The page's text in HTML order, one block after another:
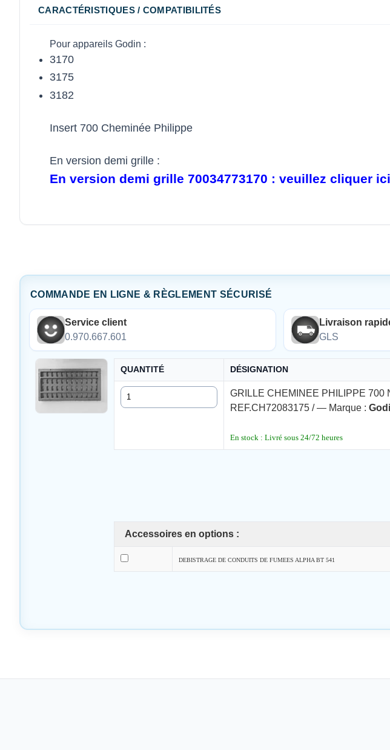
CARACTÉRISTIQUES / COMPATIBILITÉS
Pour appareils Godin :
3170
3175
3182
Insert 700 Cheminée Philippe
En version demi grille :
En version demi grille 70034773170 : veuillez cliquer ici
COMMANDE EN LIGNE & RÈGLEMENT SÉCURISÉ
Service client
0.970.667.601
Livraison
GLS
QUANTITÉ DÉSIGNATION
Quantité
GRILLE CHEMINEE PHILIPPE 700
REF.CH72083175 / — Marque :
En stock : Livré sous 24/72 heures
Accessoires en options :
DEBISTRAGE DE CONDUITS DE FUMEES ALPHA BT 541